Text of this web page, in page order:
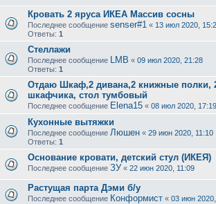
Кровать 2 яруса ИКЕА Массив сосны
Последнее сообщение senser#1 « 13 июл 2020,
Ответы: 1
Стеллажи
Последнее сообщение LMB « 09 июл 2020, 21:28
Ответы: 1
Отдаю Шкаф,2 дивана,2 книжные полки,
шкафчика, стол тумбовый
Последнее сообщение Elena15 « 08 июл 2020, 17:19
Кухонные вытяжки
Последнее сообщение Люшен « 29 июн 2020, 11:10
Ответы: 1
Основание кровати, детский стул (ИКЕЯ)
Последнее сообщение ЗУ « 22 июн 2020, 11:09
Растущая парта Дэми б/у
Последнее сообщение Конформист « 03 июн